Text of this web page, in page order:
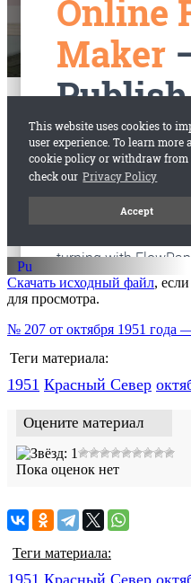
старые газеты
Скачать исходный файл,
для просмотра.
№ 207 от октября 1951 года
Теги материала:
1951 Красный Cевер
Оцените материал
Пока оценок нет
Теги материала:
1951 Красный Cевер